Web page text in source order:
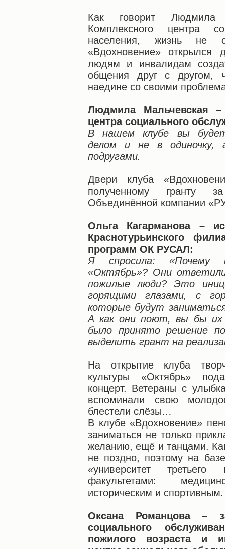
Как говорит Людмила
Комплексного центра
населения, жизнь не
«Вдохновение»
людям и инвалидам
общения друг с другом,
наедине со своими
Людмила Мальчевская –
центра социального
В нашем клубе вы
делом и не в одиночку,
подругами.
Двери клуба
полученному гранту
Объединённой компании
Ольга Кагарманова –
Краснотурьинского
программ ОК РУСАЛ:
Я спросила: «Почему
«Октябрь»? Они
пожилые люди? Это
горящими глазами, с
которые будут
А как они поют, вы бы их
было принято решение
выделить грант на
На открытие клуба
культуры «Октябрь»
концерт. Ветераны с
вспоминали свою
блестели слёзы…
В клубе «Вдохновение»
заниматься не только
желанию, ещё и танцами.
не поздно, поэтому на
«университет
факультетами:
историческим и спортивным.
Оксана Романцова –
социального
пожилого возраста и